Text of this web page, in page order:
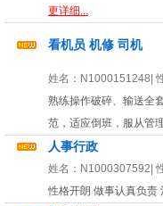
更详细...
看机员 机修 司机
姓名： N1000151248 |
熟练操作破碎、输送全
范，适应倒班，服从管
人事行政
姓名： N1000307592 |
性格开朗 做事认真负责